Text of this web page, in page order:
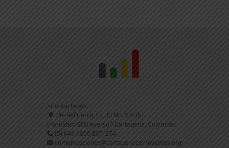
>Contáctanos:
Pie del Cerro, Cl. 30 No. 17-36
(Periódico El Universal) Cartagena, Colombia.
(5) 649 9090 EXT. 274
comunicaciones@cartagenacomovamos.org